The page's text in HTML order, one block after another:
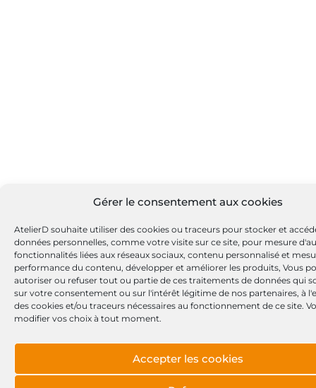
Gérer le consentement aux cookies
AtelierD souhaite utiliser des cookies ou traceurs pour stocker et
données personnelles, comme votre visite sur ce site, pour mesure
fonctionnalités liées aux réseaux sociaux, contenu personnalisé et
performance du contenu, développer et améliorer les produits, Vous
autoriser ou refuser tout ou partie de ces traitements de données qui
sur votre consentement ou sur l'intérêt légitime de nos partenaires, à
des cookies et/ou traceurs nécessaires au fonctionnement de ce site.
modifier vos choix à tout moment.
Accepter les cookies